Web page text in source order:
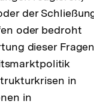
der
oder bedroht
dieser Fragen
in
in